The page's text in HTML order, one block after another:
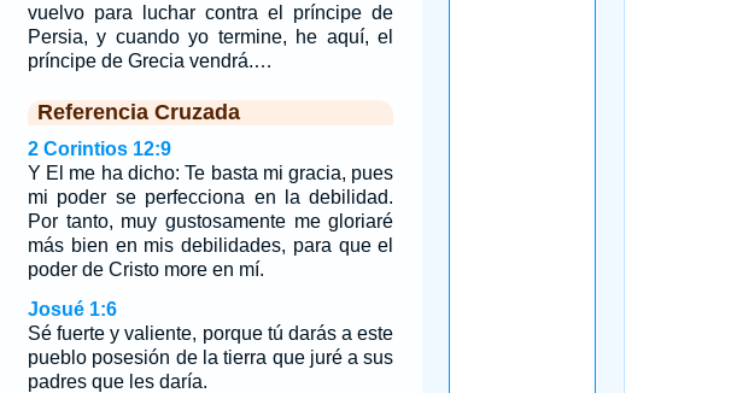
vuelvo para luchar contra el príncipe de
Persia, y cuando yo termine, he aquí, el
príncipe de Grecia vendrá.…
Referencia Cruzada
2 Corintios 12:9
Y El me ha dicho: Te basta mi gracia, pues
mi poder se perfecciona en la debilidad.
Por tanto, muy gustosamente me gloriaré
más bien en mis debilidades, para que el
poder de Cristo more en mí.
Josué 1:6
Sé fuerte y valiente, porque tú darás a este
pueblo posesión de la tierra que juré a sus
padres que les daría.